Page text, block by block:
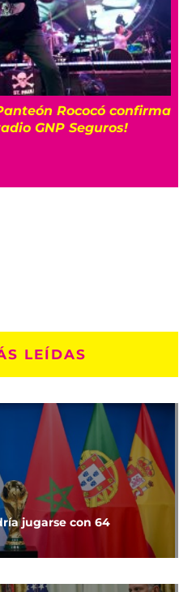
Rococó confirma
GNP Seguros!
LEÍDAS
jugarse con 64